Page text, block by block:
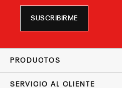
SUSCRIBIRME
PRODUCTOS
SERVICIO AL CLIENTE